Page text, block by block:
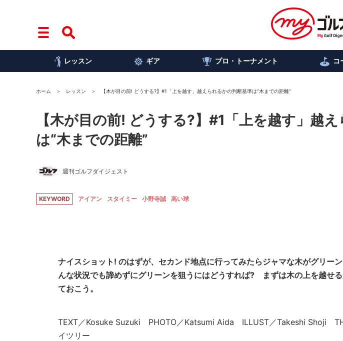
レッスン ギア プロ・トーナメント コ
ホーム レッスン 【木が目の前! どうする?】#1「上を越す」越えられるかの判断基準は“木までの距離”
【木が目の前! どうする?】#1「上を越す」越
は“木までの距離”
週刊ゴルフダイジェスト
KEYWORD アイアン スタイミー 小野寺誠 高い球
ナイスショット! のはずが、セカンド地点に行ってみたらジャマな木がグリー
んな状況でも諦めずにグリーンを狙うにはどうすれば? まずは木の上を越せ
ておこう。
TEXT／Kosuke Suzuki PHOTO／Katsumi Aida ILLUST／Takeshi Shoji
イツリー